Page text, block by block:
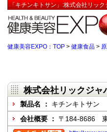
「キチンキトサン」:株式会社リッ
健康美容EXPO：TOP > 健康食品 >
株式会社リックジャ
製品名 ： キチンキトサン
会社概要 ： 〒184-8686